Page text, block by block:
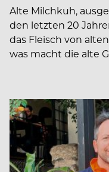
Alte Milchkuh,
den letzten 20
das Fleisch von
was macht die alte